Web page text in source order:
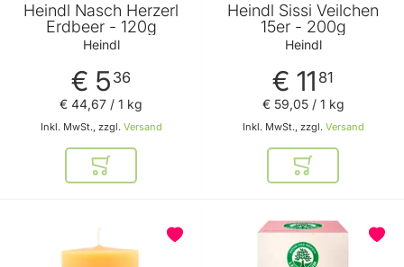
Heindl Nasch Herzerl
Erdbeer - 120g
Heindl
€ 5 36
Inkl. MwSt., zzgl. Versand
€ 44,67 / 1 kg
In den Warenkorb
Heindl Sissi Veilchen
15er - 200g
Heindl
€ 11 81
Inkl. MwSt., zzgl. Versand
€ 59,05/ 1 kg
In den